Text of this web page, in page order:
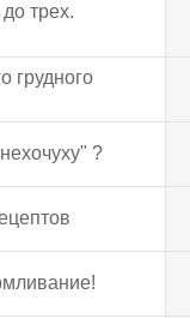
трех.
грудного
?